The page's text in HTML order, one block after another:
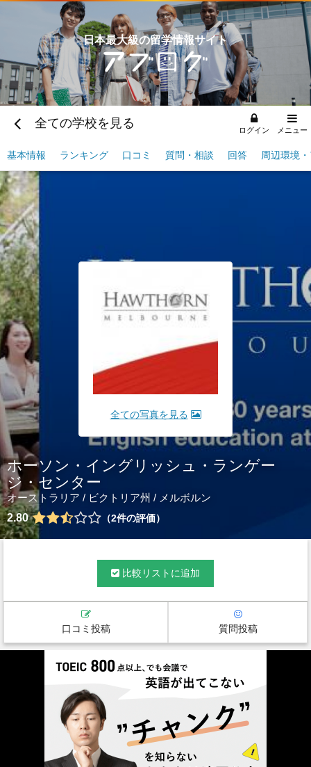
日本最大級の留学情報サイト
全ての学校を見る ログイン メニュー
基本情報 ランキング 口コミ 質問・相談 回答 周辺環境
全ての写真を見る
ホーソン・イングリッシュ・ランゲー
ジ・センター
オーストラリア / ビクトリア州 / メルボルン
2.80
2件の評価
比較リストに追加
口コミ投稿 質問投稿